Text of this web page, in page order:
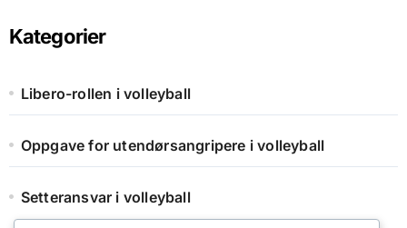
Kategorier
Libero-rollen i volleyball
Oppgave for utendørsangripere i volleyball
Setteransvar i volleyball